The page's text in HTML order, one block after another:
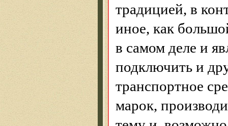
традицией, в
иное, как
в самом деле и
подключить и
транспортное
марок,